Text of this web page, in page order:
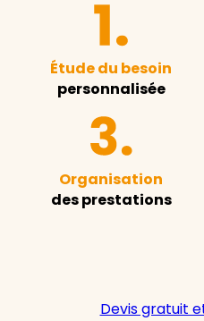
Étude du besoin
personnalisée
Organisation
des prestations
Devis gratuit